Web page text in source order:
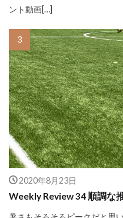
ント動画[…]
2020年8月23日
Weekly Review 34 順調な